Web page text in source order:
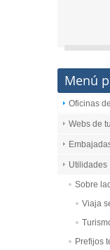
Menú
Oficinas
Webs de
Utilidades
Sobre
Viaja
Prefijos